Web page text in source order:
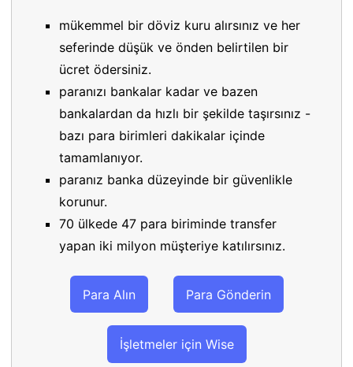
mükemmel bir döviz kuru alırsınız ve her
seferinde düşük ve önden belirtilen bir
ücret ödersiniz.
paranızı bankalar kadar ve bazen
bankalardan da hızlı bir şekilde taşırsınız -
bazı para birimleri dakikalar içinde
tamamlanıyor.
paranız banka düzeyinde bir güvenlikle
korunur.
70 ülkede 47 para biriminde transfer
yapan iki milyon müşteriye katılırsınız.
Para Alın Para Gönderin
İşletmeler için Wise